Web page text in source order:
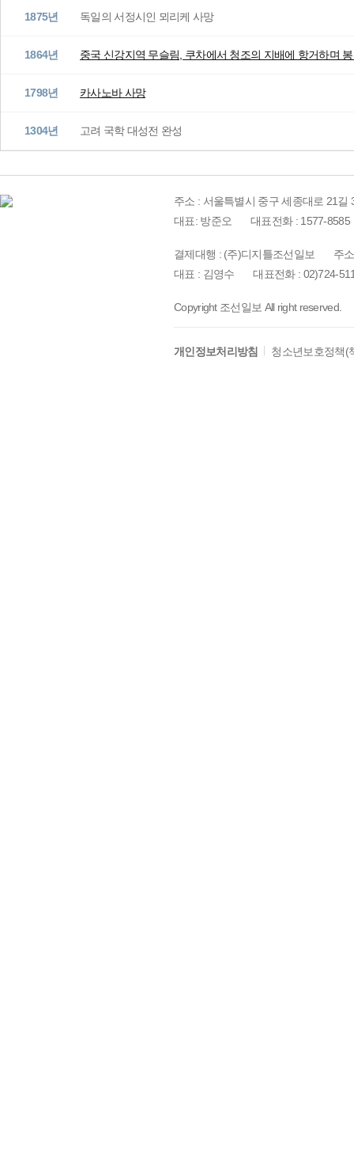
1875년 독일의 서정시인 뫼리케 사망
1864년 중국 신강지역 무슬림, 쿠차에서 청조의 지배에 항거하며
1798년 카사노바 사망
1304년 고려 국학 대성전 완성
주소 : 서울특별시 중구 세종대로 21길
대표: 방준오
대표전화 : 1577-8585
결제대행 : (주)디지틀조선일보
주
대표 : 김영수
대표전화 : 02)724-
Copyright 조선일보 All right reserved.
개인정보처리방침 청소년보호정책(